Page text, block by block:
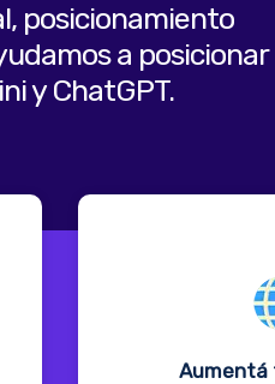
posicionamiento
a posicionar
y ChatGPT.
Aumentá